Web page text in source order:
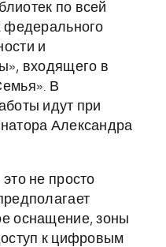
по всей
федерального
и
входящего в
В
идут при
Александра
не просто
оснащение, зоны
к цифровым